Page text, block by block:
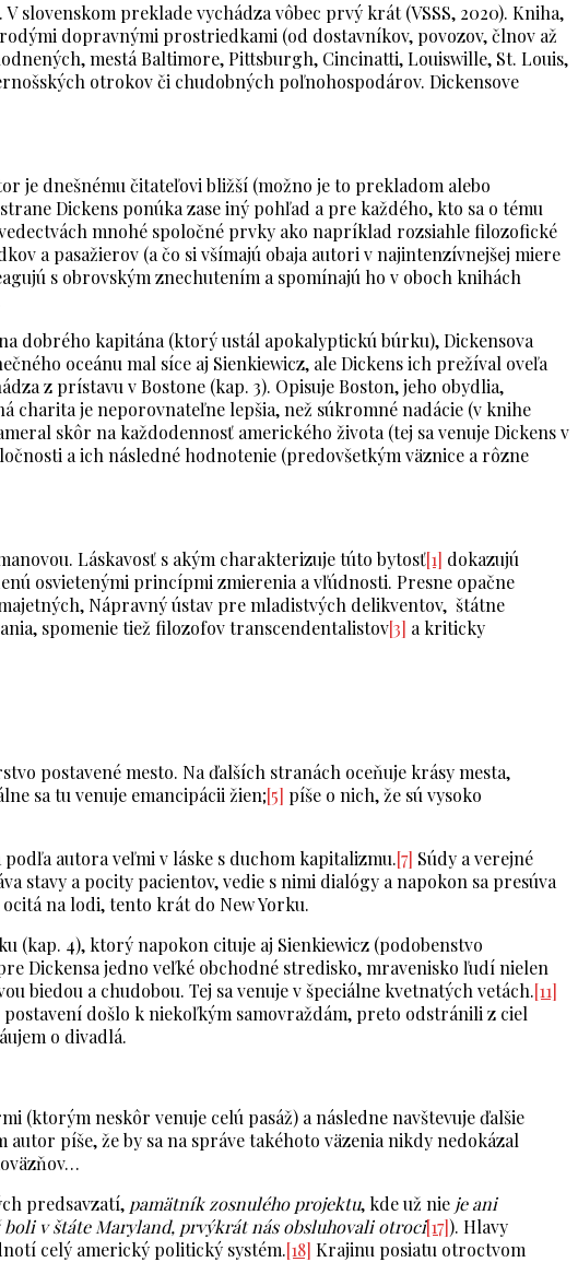
slovenskom preklade vychádza vôbec prvý krát (VSSS, 2020). Kniha,
dopravnými prostriedkami (od dostavníkov, povozov, člnov až
mestá Baltimore, Pittsburgh, Cincinatti, Louiswille, St. Louis,
otrokov či chudobných poľnohospodárov. Dickensove
je dnešnému čitateľovi bližší (možno je to prekladom alebo
Dickens ponúka zase iný pohľad a pre každého, kto sa o tému
mnohé spoločné prvky ako napríklad rozsiahle filozofické
a pasažierov (a čo si všímajú obaja autori v najintenzívnejšej miere
s obrovským znechutením a spomínajú ho v oboch knihách
dobrého kapitána (ktorý ustál apokalyptickú búrku), Dickensova
oceánu mal síce aj Sienkiewicz, ale Dickens ich prežíval oveľa
z prístavu v Bostone (kap. 3). Opisuje Boston, jeho obydlia,
charita je neporovnateľne lepšia, než súkromné nadácie (v knihe
skôr na každodennosť amerického života (tej sa venuje Dickens v
a ich následné hodnotenie (predovšetkým väznice a rôzne
Láskavosť s akým charakterizuje túto bytosť[1] dokazujú
osvietenými princípmi zmierenia a vľúdnosti. Presne opačne
Nápravný ústav pre mladistvých delikventov, štátne
spomenie tiež filozofov transcendentalistov[3] a kriticky
postavené mesto. Na ďalších stranách oceňuje krásy mesta,
sa tu venuje emancipácii žien;[5] píše o nich, že sú vysoko
autora veľmi v láske s duchom kapitalizmu.[7] Súdy a verejné
stavy a pocity pacientov, vedie s nimi dialógy a napokon sa presúva
ocitá na lodi, tento krát do New Yorku.
(kap. 4), ktorý napokon cituje aj Sienkiewicz (podobenstvo
Dickensa jedno veľké obchodné stredisko, mravenisko ľudí nielen
biedou a chudobou. Tej sa venuje v špeciálne kvetnatých vetách.[11]
došlo k niekoľkým samovraždám, preto odstránili z ciel
o divadlá.
(ktorým neskôr venuje celú pasáž) a následne navštevuje ďalšie
autor píše, že by sa na správe takéhoto väzenia nikdy nedokázal
predsavzatí, pamätník zosnulého projektu, kde už nie je ani
boli v štáte Maryland, prvýkrát nás obsluhovali otroci[17]). Hlavy
celý americký politický systém.[18] Krajinu posiatu otroctvom